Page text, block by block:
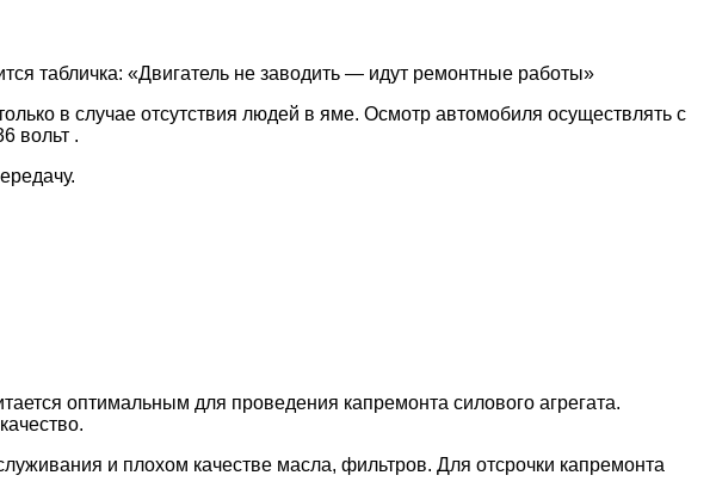
табличка: «Двигатель не заводить — идут ремонтные работы»
в случае отсутствия людей в яме. Осмотр автомобиля осуществлять с
вольт .
оптимальным для проведения капремонта силового агрегата.
и плохом качестве масла, фильтров. Для отсрочки капремонта